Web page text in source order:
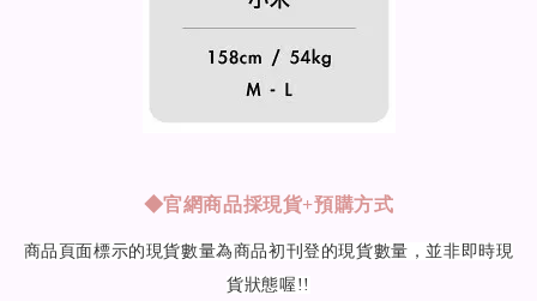
◆官網商品採現貨+預購方式
商品頁面標示的現貨數量為商品初刊登的現貨數量，並非即時現
貨狀態喔!!